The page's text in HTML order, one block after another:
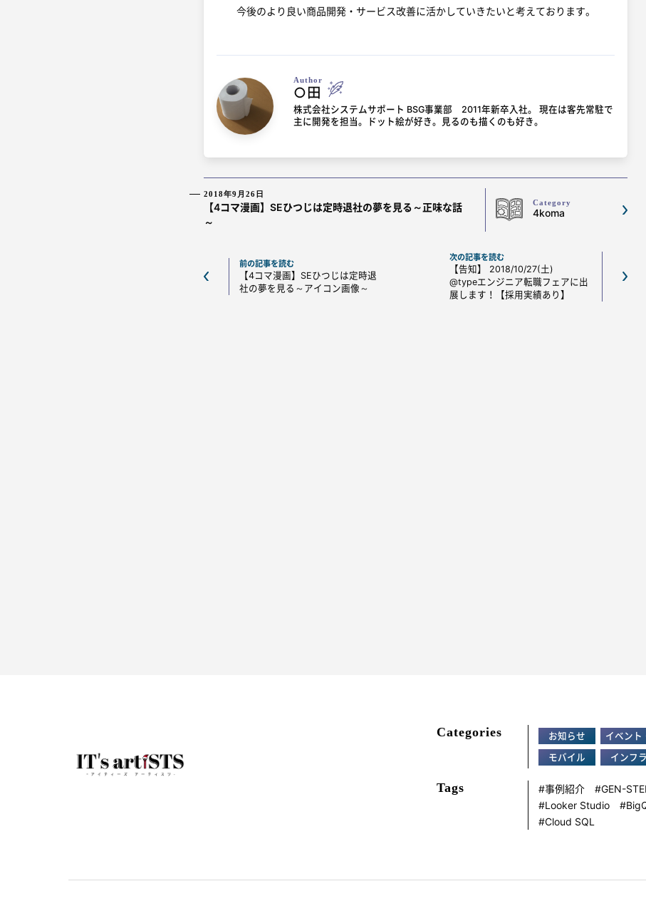
今後のより良い商品開発・サービス改善に活かしていきたいと考えております。
Author
○田
株式会社システムサポート BSG事業部 2011年新卒入社。 現在は客先常駐で
主に開発を担当。ドット絵が好き。見るのも描くのも好き。
2018年9月26日
【4コマ漫画】SEひつじは定時退社の夢を見る～正味な話
～
Category
4koma
前の記事を読む
【4コマ漫画】SEひつじは定時退
社の夢を見る～アイコン画像～
次の記事を読む
【告知】 2018/10/27(土)
@typeエンジニア転職フェアに出
展します！【採用実績あり】
Categories お知らせ イベント
モバイル インフラ
Tags 事例紹介 GEN-
Looker Studio
Cloud SQL